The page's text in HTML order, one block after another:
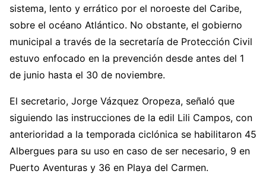
sistema, lento y errático por el noroeste del Caribe,
sobre el océano Atlántico. No obstante, el gobierno
municipal a través de la secretaría de Protección Civil
estuvo enfocado en la prevención desde antes del 1
de junio hasta el 30 de noviembre.
El secretario, Jorge Vázquez Oropeza, señaló que
siguiendo las instrucciones de la edil Lili Campos, con
anterioridad a la temporada ciclónica se habilitaron 45
Albergues para su uso en caso de ser necesario, 9 en
Puerto Aventuras y 36 en Playa del Carmen.